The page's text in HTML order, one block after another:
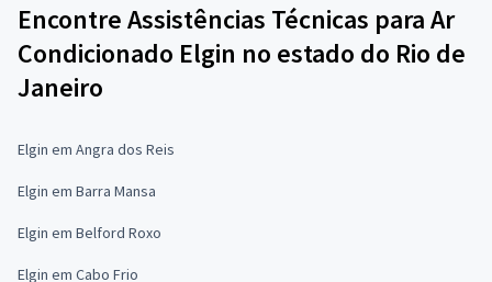
Encontre Assistências Técnicas para Ar
Condicionado Elgin no estado do Rio de
Janeiro
Elgin em Angra dos Reis
Elgin em Barra Mansa
Elgin em Belford Roxo
Elgin em Cabo Frio